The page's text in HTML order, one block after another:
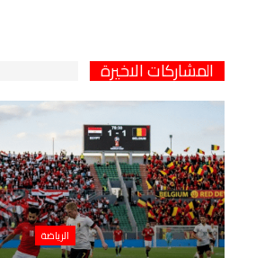
المشاركات الاخيرة
الرياضة